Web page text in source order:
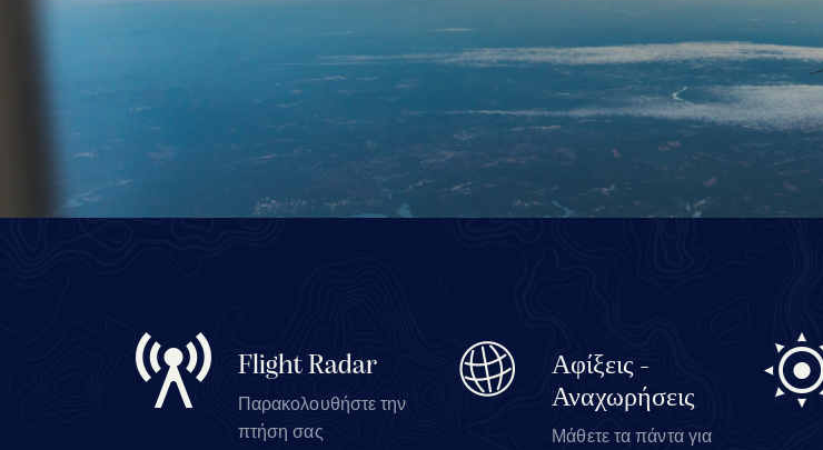
Flight Radar
Παρακολουθήστε την
πτήση σας
Αφίξεις -
Αναχωρήσεις
Μάθετε τα πάντα για